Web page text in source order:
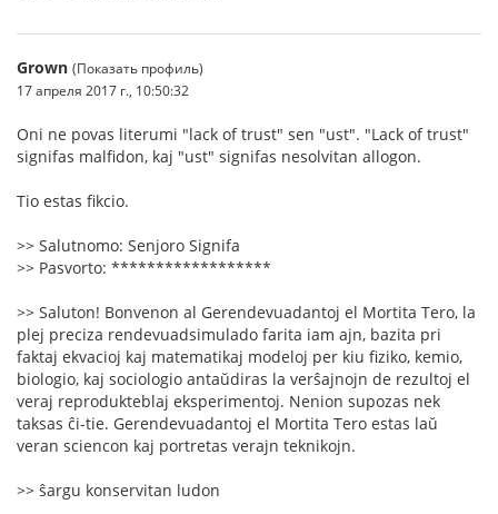
Grown (Показать профиль)
17 апреля 2017 г., 10:50:32
Oni ne povas literumi "lack of trust" sen "ust". "Lack of trust"
signifas malfidon, kaj "ust" signifas nesolvitan allogon.
Tio estas fikcio.
>> Salutnomo: Senjoro Signifa
>> Pasvorto: ******************
>> Saluton! Bonvenon al Gerendevuadantoj el Mortita Tero, la
plej preciza rendevuadsimulado farita iam ajn, bazita pri
faktaj ekvacioj kaj matematikaj modeloj per kiu fiziko, kemio,
biologio, kaj sociologio antaŭdiras la verŝajnojn de rezultoj el
veraj reprodukteblaj eksperimentoj. Nenion supozas nek
taksas ĉi-tie. Gerendevuadantoj el Mortita Tero estas laŭ
veran sciencon kaj portretas verajn teknikojn.
>> ŝargu konservitan ludon